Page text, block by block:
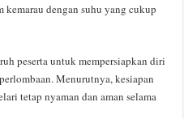
dengan suhu yang cukup
peserta untuk mempersiapkan diri
Menurutnya, kesiapan
tetap nyaman dan aman selama